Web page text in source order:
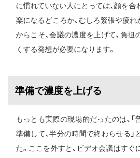
に慣れていない人にとっては、顔を合
楽になるどころか、むしろ緊張や疲れ
からこそ、会議の濃度を上げて、負担
くする発想が必要になります。
準備で濃度を上げる
もっとも実際の現場的だったのは、
準備して、半分の時間で終わらせる」
た。ここを外すと、ビデオ会議はすぐ